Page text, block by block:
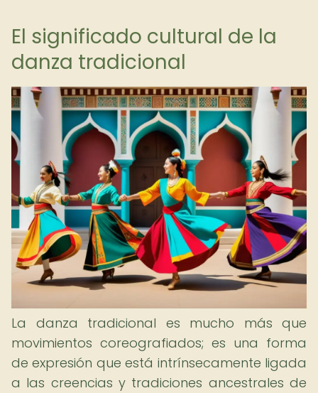
El significado cultural de la
danza tradicional
La danza tradicional es mucho más que
movimientos coreografiados; es una forma
de expresión que está intrínsecamente ligada
a las creencias y tradiciones ancestrales de